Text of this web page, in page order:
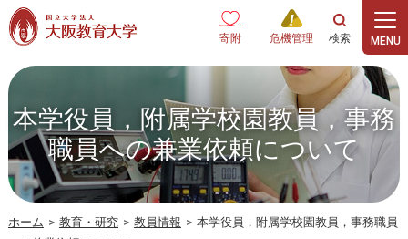
本文へ
寄附 危機管理
本学役員，附属学校園教員，事務
職員への兼業依頼について
ホーム > 教育・研究 > 教員情報 > 本学役員，附属学校園教員，事務職員